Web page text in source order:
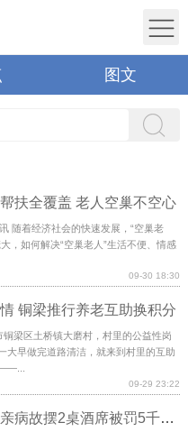
图文
扶全覆盖 老人空巢不空心
随着经济社会的快速发展，“空巢老
，如何解决“空巢老人”生活不便、情感
09-30 18:30
铜梁推行养老互助换积分
铜梁区土桥镇大磨村，村里的公益性岗
大早做完道路清洁，就来到村里的互助
09-29 23:22
协助办理父亲病故摆2桌酒席被罚5千，移风易俗别“移”掉了人伦常理